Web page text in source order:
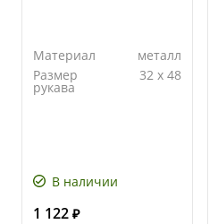
Материал
металл
Размер
рукава
32 x 48
В наличии
1 122 ₽